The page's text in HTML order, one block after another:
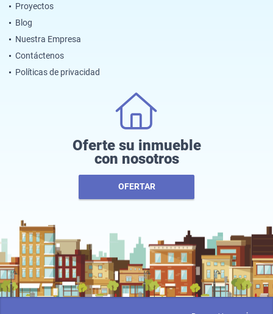
Proyectos
Blog
Nuestra Empresa
Contáctenos
Políticas de privacidad
Oferte su inmueble
con nosotros
OFERTAR